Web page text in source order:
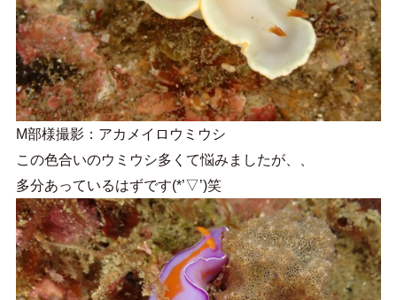
M部様撮影：アカメイロウミウシ
この色合いのウミウシ多くて悩みましたが、、
多分あっているはずです(*’▽’)笑